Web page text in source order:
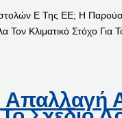
Ε Της ΕΕ; Η
Τον Κλιματικό Στόχο
Απαλλαγή